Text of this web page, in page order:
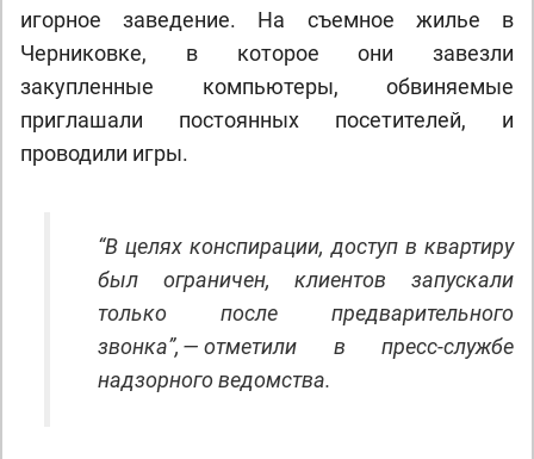
игорное заведение. На съемное жилье в
Черниковке, в которое они завезли
закупленные компьютеры, обвиняемые
приглашали постоянных посетителей, и
проводили игры.
“В целях конспирации, доступ в квартиру
был ограничен, клиентов запускали
только после предварительного
звонка”, — отметили в пресс-службе
надзорного ведомства.